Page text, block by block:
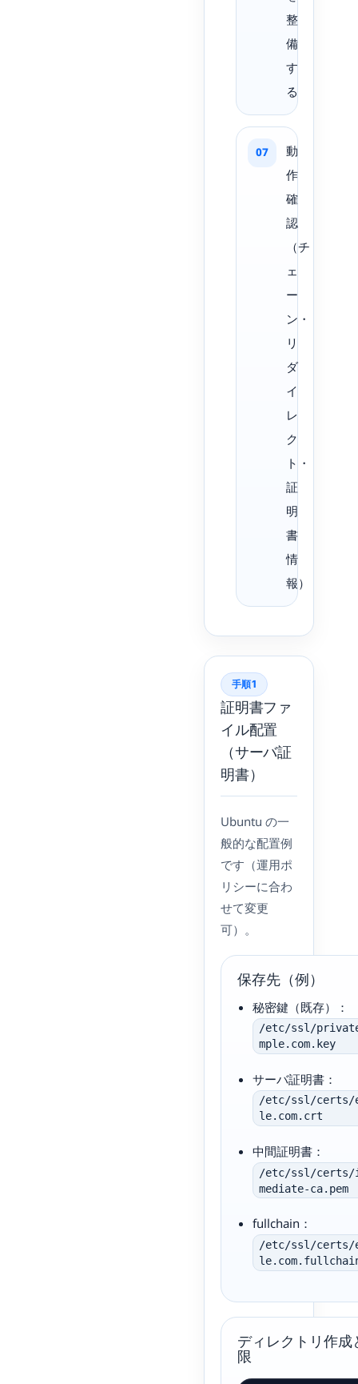
整
備
す
る
動
作
確
認
（チ
ェ
ー
ン・
リ
ダ
イ
レ
ク
ト・
証
明
書
情
報）
手順1
証明書ファ
イル配置
（サーバ証
明書）
Ubuntu の一
般的な配置例
です（運用ポ
リシーに合わ
せて変更
可）。
保存先（例）
秘密鍵（既存）：
/etc/ssl/
mple.com.key
サーバ証明書：
/etc/ssl/certs/
le.com.crt
中間証明書：
/etc/ssl/certs/
mediate-ca.pem
fullchain：
/etc/ssl/certs/
ディレクトリ作成
限